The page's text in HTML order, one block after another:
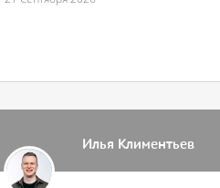
Илья Климентьев